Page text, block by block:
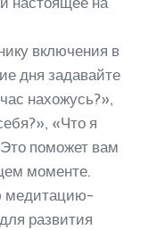
включения в
дня задавайте
нахожусь?»,
«Что я
поможет вам
моменте.
медитацию-
развития